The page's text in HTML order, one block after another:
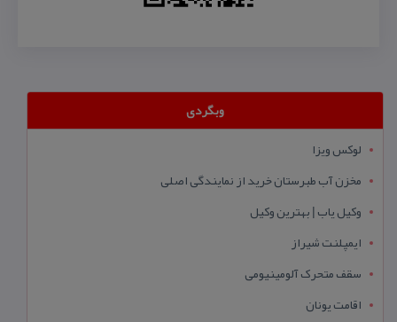
وبگردی
لوکس ویزا
مخزن آب طبرستان خرید از نمایندگی اصلی
وکیل یاب | بهترین وکیل
ایمپلنت شیراز
سقف متحرک آلومینیومی
اقامت یونان